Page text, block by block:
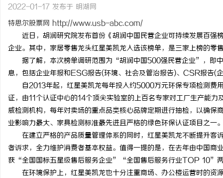
2022-01-17 发布于 明湖网
特思尔股票网 http://www.usb-abc.com/
近日，胡润研究院发布首份《胡润中国民营企业可持续发展百强
企业。其中，家居零售龙头红星美凯龙入选该榜单，是三家上榜的零
据了解，本次榜单调研范围为“胡润中国500强民营企业”，即中
息，包括企业年报和ESG报告(环境、社会及管治报告)、CSR报告(
自2013年起，红星美凯龙每年投入约5000万元环保专项检测费
证，由11个认证中心的14个顶尖实验室的上百名专家对工厂生产能
威检测机构，每年对卖场的重点品类核心品牌定期进行抽检，以确
业影响力最大、家具检测标准最先进且严格的绿色环保认证项目之一
在建立严格的产品质量管理体系的同时，红星美凯龙不断提升客
者诉求，全力维护消费者基本权益。值得一提的是，在去年由中国
获“全国国标五星级售后服务企业”“全国售后服务行业TOP 10”两
在环境保护上，红星美凯龙也十分注重商场、办公楼运营时的资